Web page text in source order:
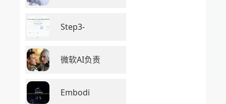
Step3-
微软AI负责
Embodi